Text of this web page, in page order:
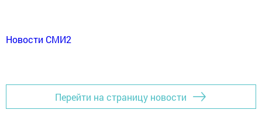
Новости СМИ2
Перейти на страницу новости